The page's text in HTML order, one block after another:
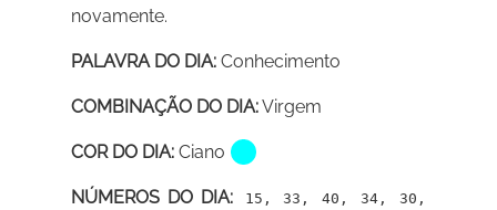
novamente.
PALAVRA DO DIA: Conhecimento
COMBINAÇÃO DO DIA:Virgem
COR DO DIA: Ciano
NÚMEROS DO DIA:15, 33, 40, 34, 30,